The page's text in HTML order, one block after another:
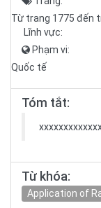
Từ trang 1775 đến
Lĩnh vực:
Phạm vi:
Quốc tế
Tóm tắt:
Từ khóa:
Application of